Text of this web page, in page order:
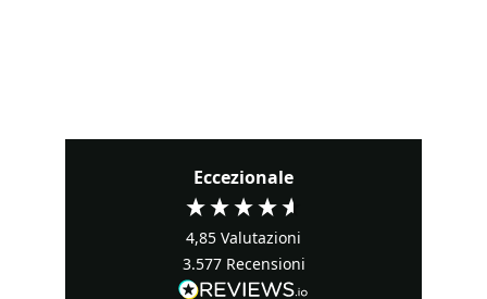
Eccezionale
4,85 Valutazioni
3.577 Recensioni